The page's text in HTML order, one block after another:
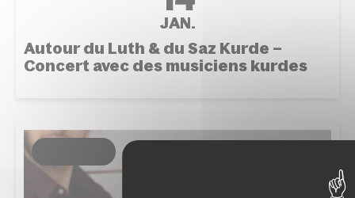
JAN.
Autour du Luth & du Saz Kurde –
Concert avec des musiciens kurdes